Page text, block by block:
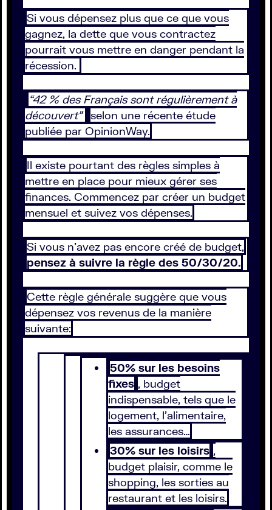
Si vous dépensez plus que ce que vous
gagnez, la dette que vous contractez
pourrait vous mettre en danger pendant la
récession.
“42 % des Français sont régulièrement à
découvert” selon une récente étude
publiée par OpinionWay.
Il existe pourtant des règles simples à
mettre en place pour mieux gérer ses
finances. Commencez par créer un budget
mensuel et suivez vos dépenses.
Si vous n’avez pas encore créé de budget,
pensez à suivre la règle des 50/30/20.
Cette règle générale suggère que vous
dépensez vos revenus de la manière
suivante:
50% sur les besoins
fixes , budget
indispensable, tels que le
logement, l’alimentaire,
les assurances…
30% sur les loisirs ,
budget plaisir, comme le
shopping, les sorties au
restaurant et les loisirs.